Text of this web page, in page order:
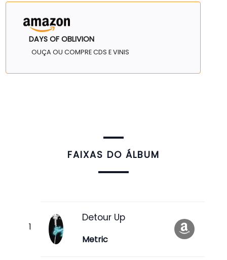
DAYS OF OBLIVION
OUÇA OU COMPRE CDS E VINIS
FAIXAS DO ÁLBUM
Detour Up
Metric